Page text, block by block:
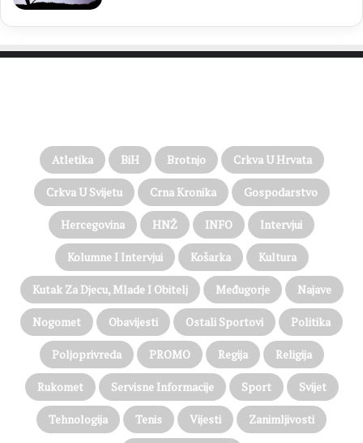
Atletika BiH Brotnjo Crkva U Hrvata
Crkva U Svijetu Crna Kronika Gospodarstvo
Hercegovina HNŽ INFO Intervjui
Kolumne I Intervjui Košarka Kultura
Kutak Za Djecu, Mlade I Obitelj Međugorje Najave
Nogomet Obavijesti Ostali Sportovi Politika
Poljoprivreda PROMO Regija Religija
Rukomet Servisne Informacije Sport Svijet
Tehnologija Tenis Vijesti Zanimljivosti